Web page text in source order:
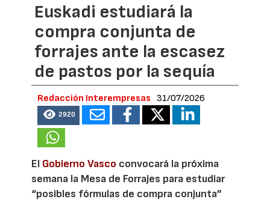
Euskadi estudiará la
compra conjunta de
forrajes ante la escasez
de pastos por la sequía
Redacción Interempresas 31/07/2026
2920
El Gobierno Vasco convocará la próxima
semana la Mesa de Forrajes para estudiar
“posibles fórmulas de compra conjunta”